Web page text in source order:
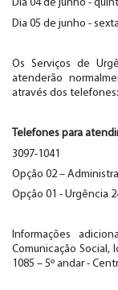
Dia 04 de junho -
Dia 05 de junho -
Os Serviços de
atenderão
através dos telefones:
Telefones para
3097-1041
Opção 02 –
Opção 01 - Urgência
Informações
Comunicação Social,
1085 – 5º andar -